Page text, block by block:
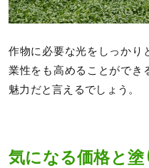
作物に必要な光をしっかり
業性をも高めることができ
魅力だと言えるでしょう。
気になる価格と